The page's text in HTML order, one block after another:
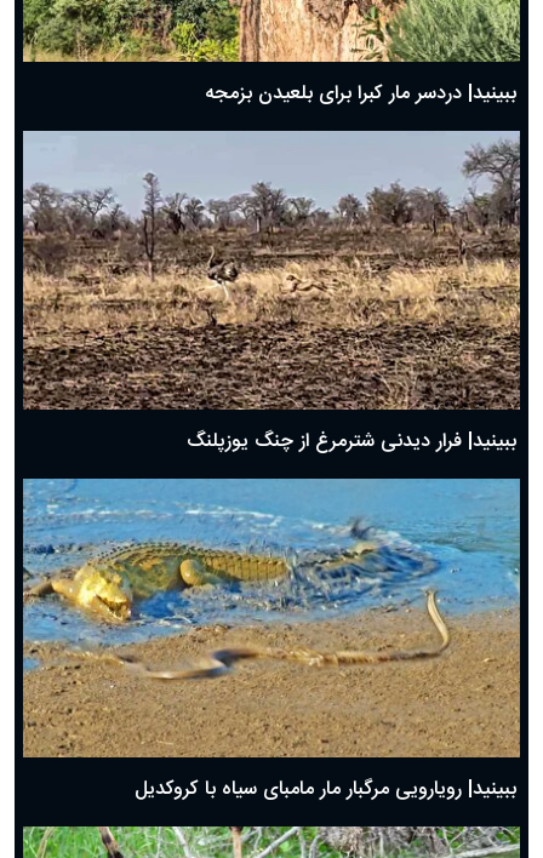
ببینید| دردسر مار کبرا برای بلعیدن بزمجه
ببینید| فرار دیدنی شترمرغ از چنگ یوزپلنگ
ببینید| رویارویی مرگبار مار مامبای سیاه با کروکدیل